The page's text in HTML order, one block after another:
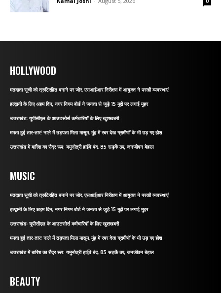
HOLLYWOOD
मतदाता सूची को त्रुटिरहित बनाने पर जोर, एसआईआर निरीक्षण में आयुक्त ने परखी व्यवस्थाएं
हल्द्वानी के लिए अहम दिन, नगर निगम बोर्ड ने जनता से जुड़े 15 मुद्दों पर लगाई मुहर
उत्तराखंडः यूपीसीएल के आउटसोर्स कर्मचारियों के लिए खुशखबरी
ममता हुई तार-तार! नाले में तड़पता मिला मासूम, मुंह में रबर देख ग्रामीणों के भी उड़ गए होश
उत्तराखंड में बारिश का रौद्र रूप: यमुनोत्री हाईवे बंद, 85 सड़कें ठप, जनजीवन बेहाल
MUSIC
मतदाता सूची को त्रुटिरहित बनाने पर जोर, एसआईआर निरीक्षण में आयुक्त ने परखी व्यवस्थाएं
हल्द्वानी के लिए अहम दिन, नगर निगम बोर्ड ने जनता से जुड़े 15 मुद्दों पर लगाई मुहर
उत्तराखंडः यूपीसीएल के आउटसोर्स कर्मचारियों के लिए खुशखबरी
ममता हुई तार-तार! नाले में तड़पता मिला मासूम, मुंह में रबर देख ग्रामीणों के भी उड़ गए होश
उत्तराखंड में बारिश का रौद्र रूप: यमुनोत्री हाईवे बंद, 85 सड़कें ठप, जनजीवन बेहाल
BEAUTY